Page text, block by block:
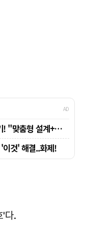
'다.